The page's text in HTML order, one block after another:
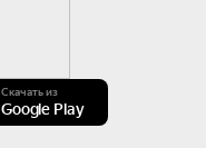
Скачать из
Google Play